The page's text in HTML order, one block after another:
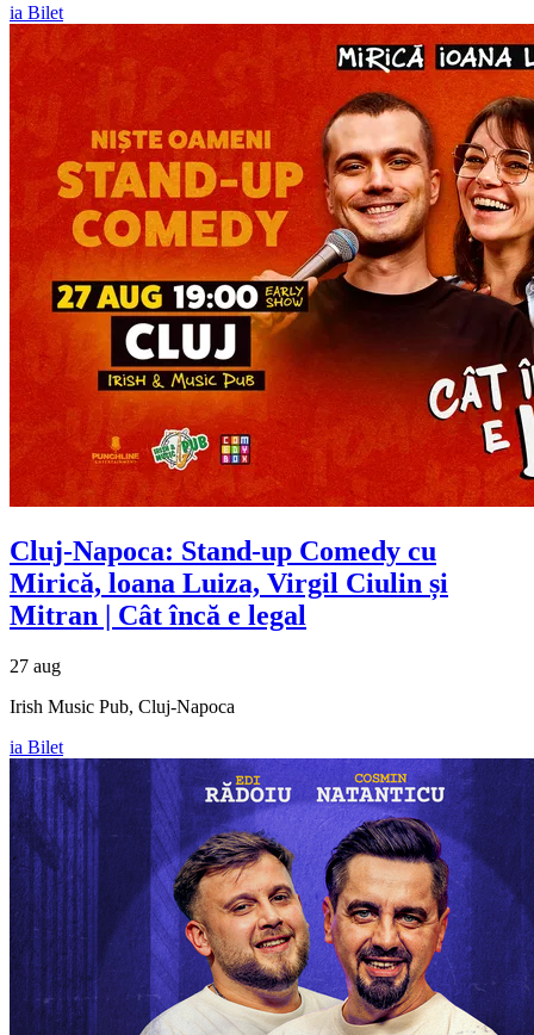
ia Bilet
Cluj-Napoca: Stand-up Comedy cu
Mirică, loana Luiza, Virgil Ciulin și
Mitran | Cât încă e legal
27 aug
Irish Music Pub, Cluj-Napoca
ia Bilet